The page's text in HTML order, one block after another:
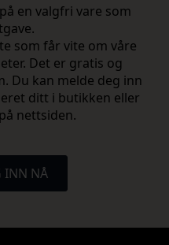
en valgfri vare som
som får vite om våre
Det er gratis og
Du kan melde deg inn
ditt i butikken eller
nettsiden.
INN NÅ